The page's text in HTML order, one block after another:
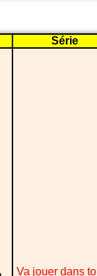
Série
Va jouer dans